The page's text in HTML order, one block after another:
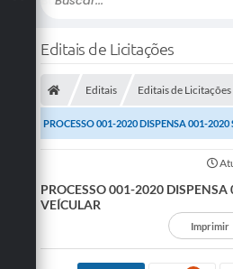
Editais de Licitações
Editais Editais de Licitações
PROCESSO 001-2020 DISPENSA 001-2020
PROCESSO 001-2020
VEÍCULAR
Imprimir